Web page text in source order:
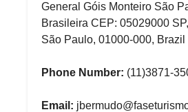
General Góis Monteiro São
Brasileira CEP: 05029000
São Paulo, 01000-000, Brazil
Phone Number: (11)3871-
Email: